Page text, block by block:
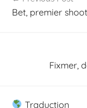
r
deBet, premier
Fixmer,
Traduction